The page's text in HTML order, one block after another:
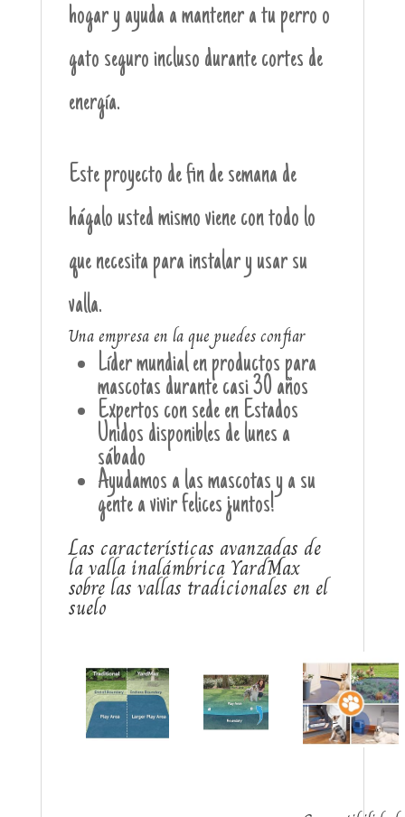
hogar y ayuda a mantener a tu perro o
gato seguro incluso durante cortes de
energía.
Este proyecto de fin de semana de
hágalo usted mismo viene con todo lo
que necesita para instalar y usar su
valla.
Una empresa en la que puedes confiar
Líder mundial en productos para
mascotas durante casi 30 años
Expertos con sede en Estados
Unidos disponibles de lunes a
sábado
Ayudamos a las mascotas y a su
gente a vivir felices juntos!
Las características avanzadas de
la valla inalámbrica YardMax
sobre las vallas tradicionales en el
suelo